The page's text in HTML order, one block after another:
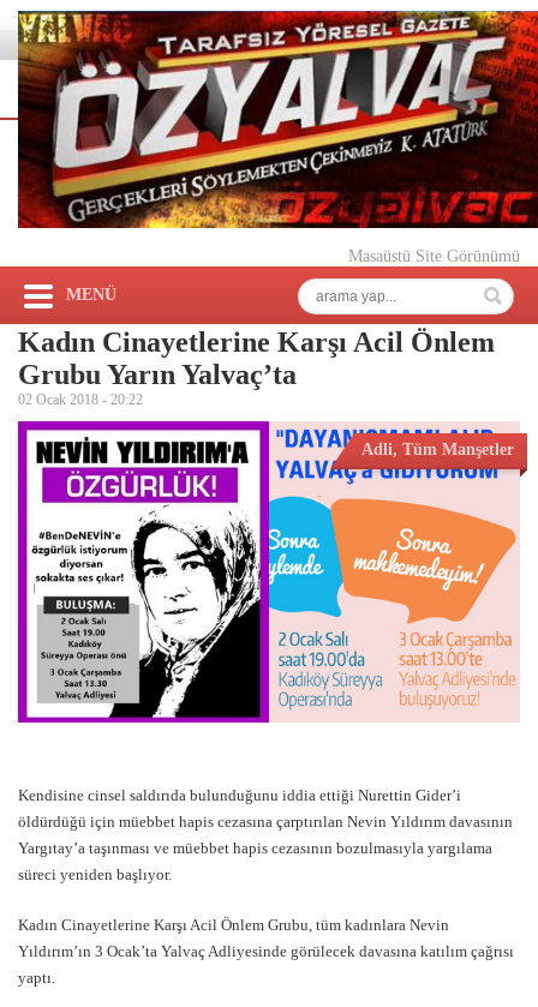
Masaüstü Site Görünümü
MENÜ
Kadın Cinayetlerine Karşı Acil Önlem
Grubu Yarın Yalvaç’ta
02 Ocak 2018 - 20:22
Adli, Tüm Manşetler
Kendisine cinsel saldırıda bulunduğunu iddia ettiği Nurettin Gider’i
öldürdüğü için müebbet hapis cezasına çarptırılan Nevin Yıldırım davasının
Yargıtay’a taşınması ve müebbet hapis cezasının bozulmasıyla yargılama
süreci yeniden başlıyor.
Kadın Cinayetlerine Karşı Acil Önlem Grubu, tüm kadınlara Nevin
Yıldırım’ın 3 Ocak’ta Yalvaç Adliyesinde görülecek davasına katılım çağrısı
yaptı.